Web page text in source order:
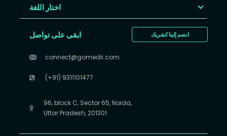
اختار اللغة
انضم إلينا كشريك ابقى على تواصل
connect@gomedii.com
(+91) 9311101477
96, block C, Sector 65, Noida,
Uttar Pradesh, 201301